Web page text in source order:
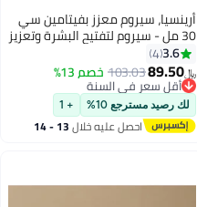
أرينسيا، سيروم معزز بفيتامين سي
30 مل - سيروم لتفتيح البشرة وتعزيز
إشراقتها
3.6
4
﷼‏89.50
103.03خصم 13%
أقل سعر في السنة
أقل سعر في السنة
لك رصيد مسترجع 10% + 1
احصل عليه خلال 13 - 14